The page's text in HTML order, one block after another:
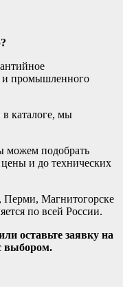
и промышленного
каталоге, мы
можем подобрать
и до технических
Перми, Магнитогорске
по всей России.
оставьте заявку на
выбором.